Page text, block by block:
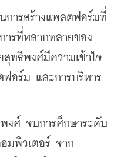
ารสร้างแพลตฟอร์มที่
ารที่หลากหลายของ
ทธิพงศ์มีความเข้าใจ
อร์ม และการบริหาร
ศ์ จบการศึกษาระดับ
มพิวเตอร์ จาก